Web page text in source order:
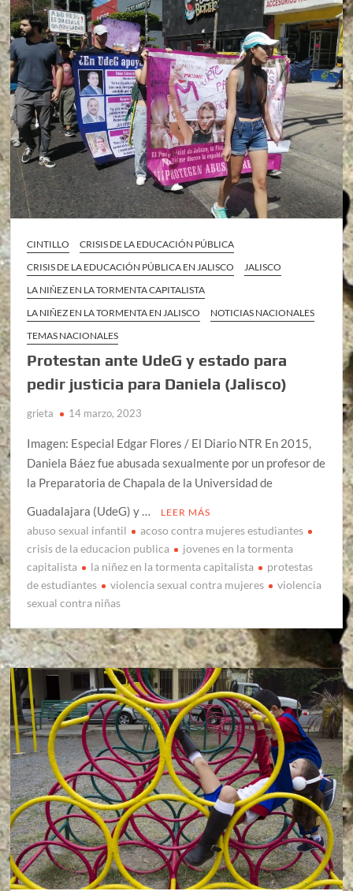
CINTILLO
CRISIS DE LA EDUCACIÓN PÚBLICA
CRISIS DE LA EDUCACIÓN PÚBLICA EN JALISCO
JALISCO
LA NIÑEZ EN LA TORMENTA CAPITALISTA
LA NIÑEZ EN LA TORMENTA EN JALISCO
NOTICIAS NACIONALES
TEMAS NACIONALES
Protestan ante UdeG y estado para
pedir justicia para Daniela (Jalisco)
grieta 14 marzo, 2023
Imagen: Especial Edgar Flores / El Diario NTR En 2015,
Daniela Báez fue abusada sexualmente por un profesor de
la Preparatoria de Chapala de la Universidad de
Guadalajara (UdeG) y …
LEER MÁS
abuso sexual infantil
acoso contra mujeres estudiantes
crisis de la educacion publica
jovenes en la tormenta
capitalista
la niñez en la tormenta capitalista
protestas
de estudiantes
violencia sexual contra mujeres
violencia
sexual contra niñas